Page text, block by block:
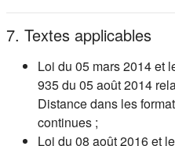
7. Textes applicables
Loi du 05 mars 2014 et
935 du 05 août 2014
Distance dans les
continues ;
Loi du 08 août 2016 et